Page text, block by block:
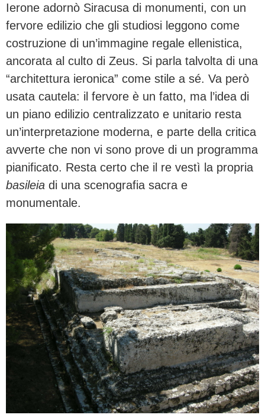
Ierone adornò Siracusa di monumenti, con un
fervore edilizio che gli studiosi leggono come
costruzione di un’immagine regale ellenistica,
ancorata al culto di Zeus. Si parla talvolta di una
“architettura ieronica” come stile a sé. Va però
usata cautela: il fervore è un fatto, ma l’idea di
un piano edilizio centralizzato e unitario resta
un’interpretazione moderna, e parte della critica
avverte che non vi sono prove di un programma
pianificato. Resta certo che il re vestì la propria
basileia di una scenografia sacra e
monumentale.